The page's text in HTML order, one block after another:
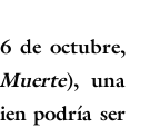
de octubre,
), una
podría ser